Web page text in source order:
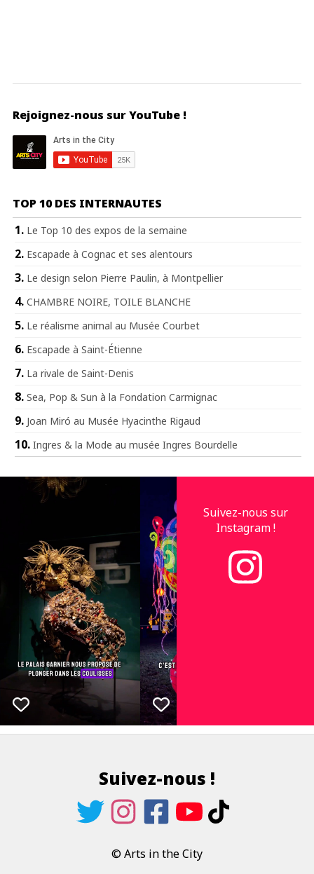
Rejoignez-nous sur YouTube !
TOP 10 DES INTERNAUTES
Le Top 10 des expos de la semaine
Escapade à Cognac et ses alentours
Le design selon Pierre Paulin, à Montpellier
CHAMBRE NOIRE, TOILE BLANCHE
Le réalisme animal au Musée Courbet
Escapade à Saint-Étienne
La rivale de Saint-Denis
Sea, Pop & Sun à la Fondation Carmignac
Joan Miró au Musée Hyacinthe Rigaud
Ingres & la Mode au musée Ingres Bourdelle
Suivez-nous sur
Instagram !
Suivez-nous !
© Arts in the City